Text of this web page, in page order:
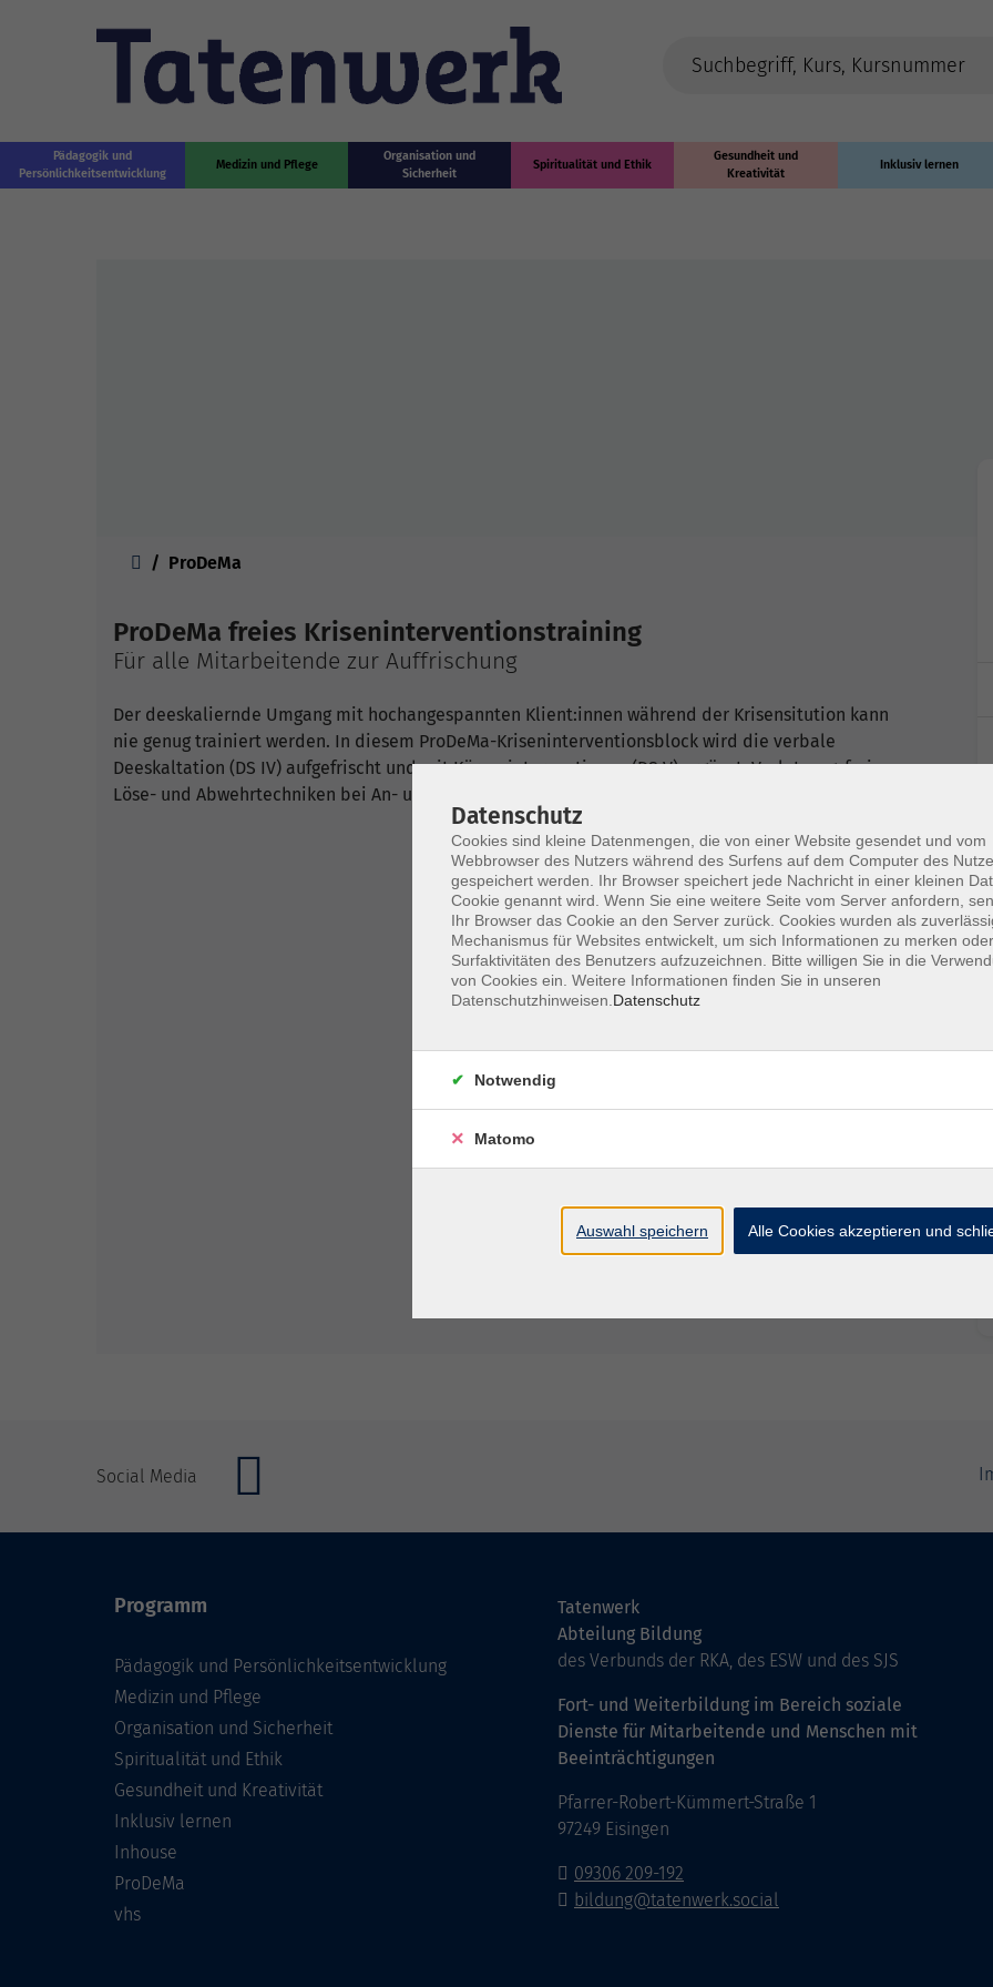
Pädagogik und
Persönlichkeitsentwicklung
Medizin und Pflege
Organisation und
Sicherheit
Spiritualität und Ethik
Gesundheit und
Kreativität
Inklusiv lernen
ProDeMa
ProDeMa freies Kriseninterventionstraining
Für alle Mitarbeitende zur Auffrischung
Der deeskaliernde Umgang mit hochangespannten Klient:innen während der Krisensitution kann
nie genug trainiert werden. In diesem ProDeMa-Kriseninterventionsblock wird die verbale
Deeskaltation (DS IV) aufgefrischt und mit Körperinterventionen (DS V) ergänzt. Verletzungsfreie
Löse- und Abwehrtechniken bei An- und Übergriffen werden geübt.
Social Media
Programm
Pädagogik und Persönlichkeitsentwicklung
Medizin und Pflege
Organisation und Sicherheit
Spiritualität und Ethik
Gesundheit und Kreativität
Inklusiv lernen
Inhouse
ProDeMa
vhs
Tatenwerk
Abteilung Bildung
des Verbunds der RKA, des ESW und des SJS
Fort- und Weiterbildung im Bereich soziale
Dienste für Mitarbeitende und Menschen mit
Beeinträchtigungen
Pfarrer-Robert-Kümmert-Straße 1
97249 Eisingen
09306 209-192
bildung@tatenwerk.social
Datenschutz
Cookies sind kleine Datenmengen, die von einer Website gesendet und vom
Webbrowser des Nutzers während des Surfens auf dem Computer des
gespeichert werden. Ihr Browser speichert jede Nachricht in einer kleinen
Cookie genannt wird. Wenn Sie eine weitere Seite vom Server anfordern,
Ihr Browser das Cookie an den Server zurück. Cookies wurden als
Mechanismus für Websites entwickelt, um sich Informationen zu merken
Surfaktivitäten des Benutzers aufzuzeichnen. Bitte willigen Sie in die
von Cookies ein. Weitere Informationen finden Sie in unseren
Datenschutzhinweisen. Datenschutz
Notwendig
Matomo
Auswahl speichern Alle Cookies akzeptieren und